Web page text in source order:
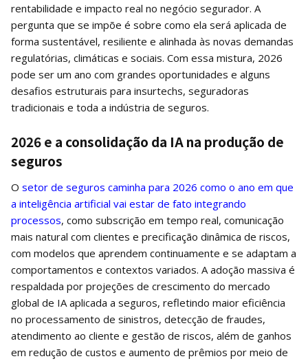
rentabilidade e impacto real no negócio segurador. A
pergunta que se impõe é sobre como ela será aplicada de
forma sustentável, resiliente e alinhada às novas demandas
regulatórias, climáticas e sociais. Com essa mistura, 2026
pode ser um ano com grandes oportunidades e alguns
desafios estruturais para insurtechs, seguradoras
tradicionais e toda a indústria de seguros.
2026 e a consolidação da IA na produção de
seguros
O setor de seguros caminha para 2026 como o ano em que
a inteligência artificial vai estar de fato integrando
processos, como subscrição em tempo real, comunicação
mais natural com clientes e precificação dinâmica de riscos,
com modelos que aprendem continuamente e se adaptam a
comportamentos e contextos variados. A adoção massiva é
respaldada por projeções de crescimento do mercado
global de IA aplicada a seguros, refletindo maior eficiência
no processamento de sinistros, detecção de fraudes,
atendimento ao cliente e gestão de riscos, além de ganhos
em redução de custos e aumento de prêmios por meio de